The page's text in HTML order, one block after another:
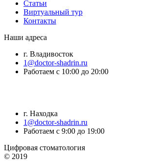
Статьи
Виртуальный тур
Контакты
Наши адреса
г. Владивосток
1@doctor-shadrin.ru
Работаем с 10:00 до 20:00
г. Находка
1@doctor-shadrin.ru
Работаем с 9:00 до 19:00
Цифровая стоматология
© 2019